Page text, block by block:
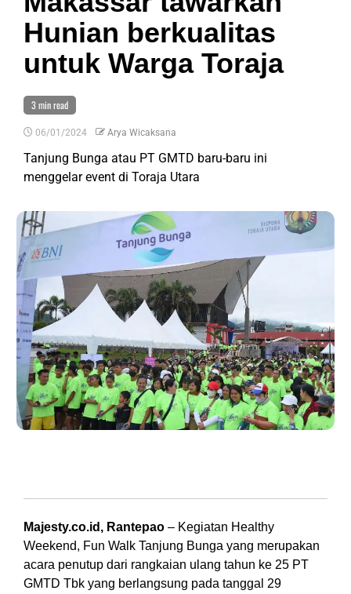
Hunian berkualitas
untuk Warga Toraja
3 min read
06/01/2024 Arya Wicaksana
Tanjung Bunga atau PT GMTD baru-baru ini
menggelar event di Toraja Utara
Majesty.co.id, Rantepao – Kegiatan Healthy
Weekend, Fun Walk Tanjung Bunga yang merupakan
acara penutup dari rangkaian ulang tahun ke 25 PT
GMTD Tbk yang berlangsung pada tanggal 29